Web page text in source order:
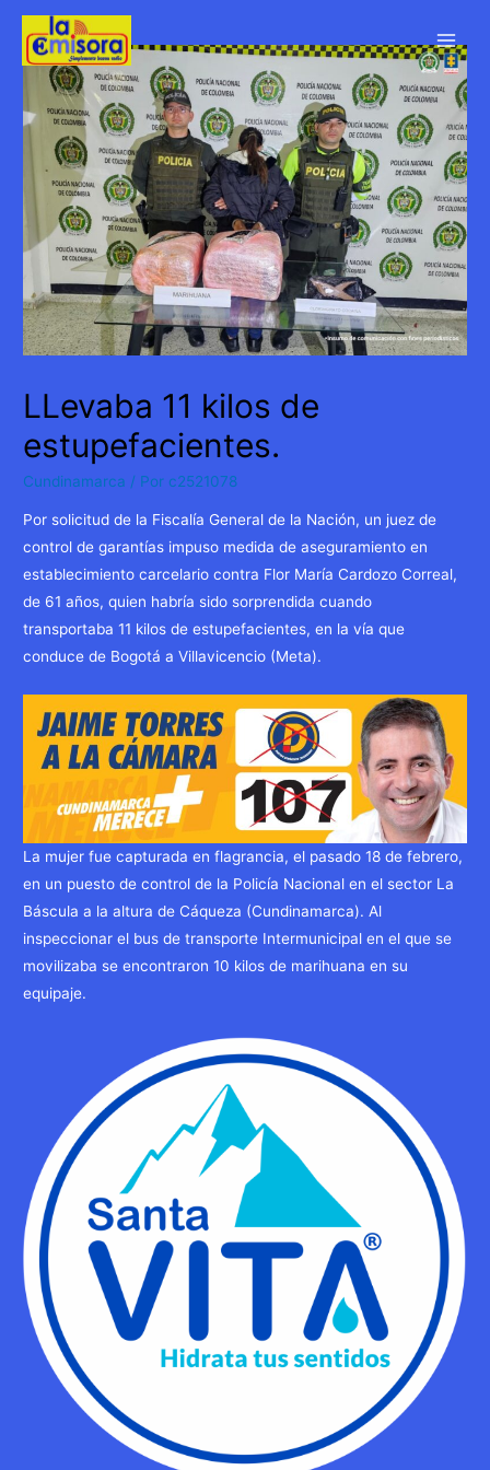
contenido
Main
LLevaba 11 kilos de
estupefacientes.
Cundinamarca / Por c2521078
Por solicitud de la Fiscalía General de la Nación, un juez de
control de garantías impuso medida de aseguramiento en
establecimiento carcelario contra Flor María Cardozo Correal,
de 61 años, quien habría sido sorprendida cuando
transportaba 11 kilos de estupefacientes, en la vía que
conduce de Bogotá a Villavicencio (Meta).
La mujer fue capturada en flagrancia, el pasado 18 de febrero,
en un puesto de control de la Policía Nacional en el sector La
Báscula a la altura de Cáqueza (Cundinamarca). Al
inspeccionar el bus de transporte Intermunicipal en el que se
movilizaba se encontraron 10 kilos de marihuana en su
equipaje.